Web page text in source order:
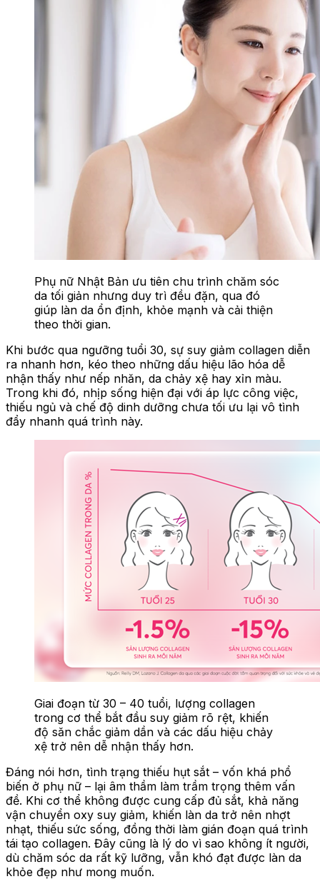
Phụ nữ Nhật Bản ưu tiên chu trình chăm sóc
da tối giản nhưng duy trì đều đặn, qua đó
giúp làn da ổn định, khỏe mạnh và cải thiện
theo thời gian.
Khi bước qua ngưỡng tuổi 30, sự suy giảm collagen diễn
ra nhanh hơn, kéo theo những dấu hiệu lão hóa dễ
nhận thấy như nếp nhăn, da chảy xệ hay xỉn màu.
Trong khi đó, nhịp sống hiện đại với áp lực công việc,
thiếu ngủ và chế độ dinh dưỡng chưa tối ưu lại vô tình
đẩy nhanh quá trình này.
Giai đoạn từ 30 – 40 tuổi, lượng collagen
trong cơ thể bắt đầu suy giảm rõ rệt, khiến
độ săn chắc giảm dần và các dấu hiệu chảy
xệ trở nên dễ nhận thấy hơn.
Đáng nói hơn, tình trạng thiếu hụt sắt – vốn khá phổ
biến ở phụ nữ – lại âm thầm làm trầm trọng thêm vấn
đề. Khi cơ thể không được cung cấp đủ sắt, khả năng
vận chuyển oxy suy giảm, khiến làn da trở nên nhợt
nhạt, thiếu sức sống, đồng thời làm gián đoạn quá trình
tái tạo collagen. Đây cũng là lý do vì sao không ít người,
dù chăm sóc da rất kỹ lưỡng, vẫn khó đạt được làn da
khỏe đẹp như mong muốn.